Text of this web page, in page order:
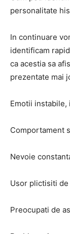
personalitate
In continuare
identificam
ca acestia sa
prezentate mai
Emotii instabile,
Comportament
Nevoie
Usor plictisiti
Preocupati de